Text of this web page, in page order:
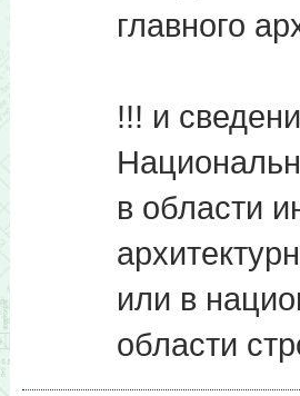
главного
!!! и
в области
или в
области